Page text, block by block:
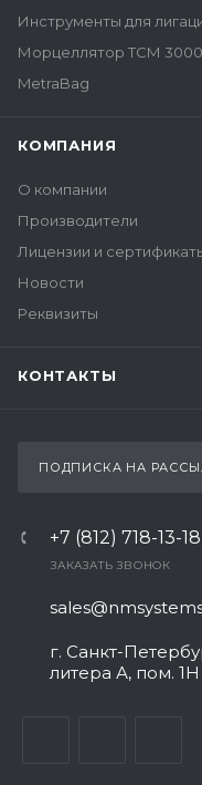
Инструменты для
Морцеллятор ТСМ 3000
MetraBag
КОМПАНИЯ
О компании
Производители
Лицензии и
Новости
Реквизиты
КОНТАКТЫ
ПОДПИСКА НА
+7 (812) 718-13-18
ЗАКАЗАТЬ ЗВОНОК
г. Санкт-
литера А, пом. 1Н